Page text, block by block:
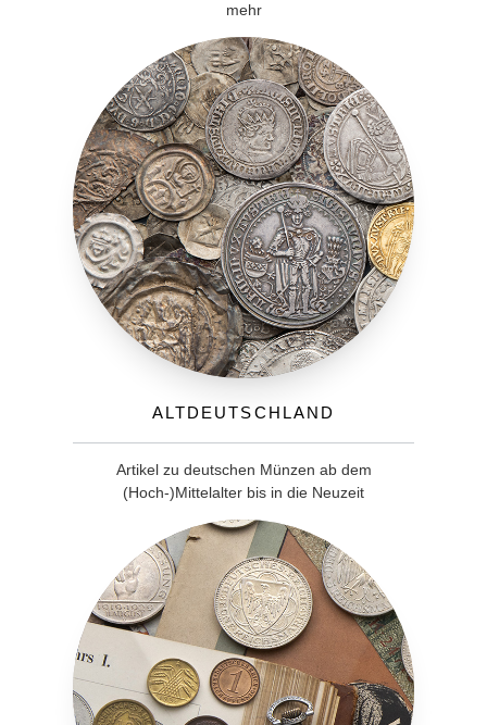
mehr
Altdeutschland
Artikel zu deutschen Münzen ab dem
(Hoch-)Mittelalter bis in die Neuzeit